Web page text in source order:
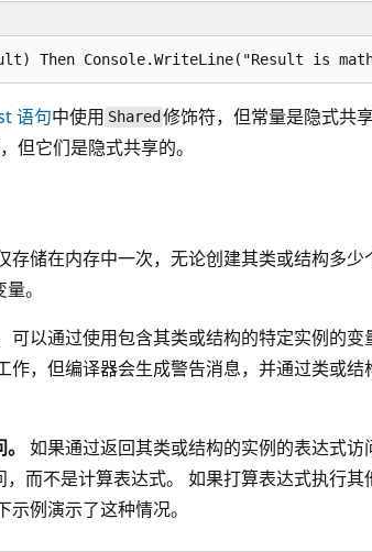
语句中使用 Shared 修饰符，但常量是隐式共
但它们是隐式共享的。
存储在内存中一次，无论创建其类或结构多少
。
可以通过使用包含其类或结构的特定实例的
作，但编译器会生成警告消息，并通过类或
如果通过返回其类或结构的实例的表达式
而不是计算表达式。 如果打算表达式执行
例演示了这种情况。